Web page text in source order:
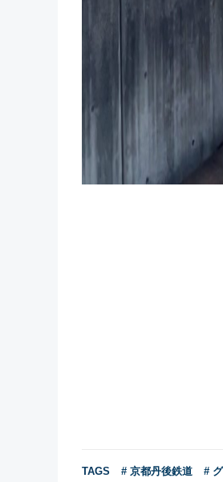
TAGS # 京都丹後鉄道 #